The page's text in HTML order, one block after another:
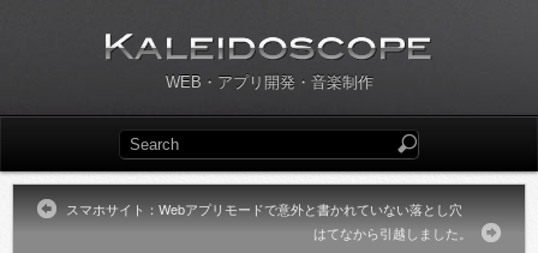
WEB・アプリ開発・音楽制作
スマホサイト：Webアプリモードで意外と書かれていない落とし穴
はてなから引越しました。